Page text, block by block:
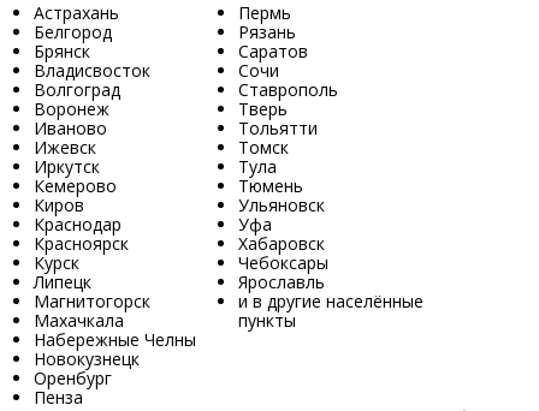
Астрахань
Белгород
Брянск
Владисвосток
Волгоград
Воронеж
Иваново
Ижевск
Иркутск
Кемерово
Киров
Краснодар
Красноярск
Курск
Липецк
Магнитогорск
Махачкала
Набережные Челны
Новокузнецк
Оренбург
Пенза
Пермь
Рязань
Саратов
Сочи
Ставрополь
Тверь
Тольятти
Томск
Тула
Тюмень
Ульяновск
Уфа
Хабаровск
Чебоксары
Ярославль
и в другие населённые
пункты